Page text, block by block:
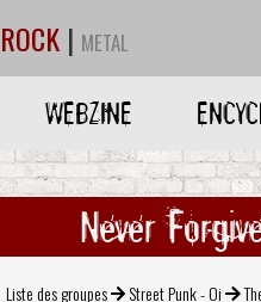
ROCK | METAL
WEBZINE
Never
Liste des groupes Street Punk - Oi